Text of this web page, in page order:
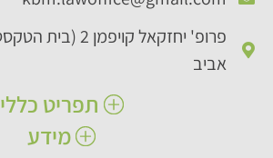
אביב
תפריט כללי
ראשי מידע